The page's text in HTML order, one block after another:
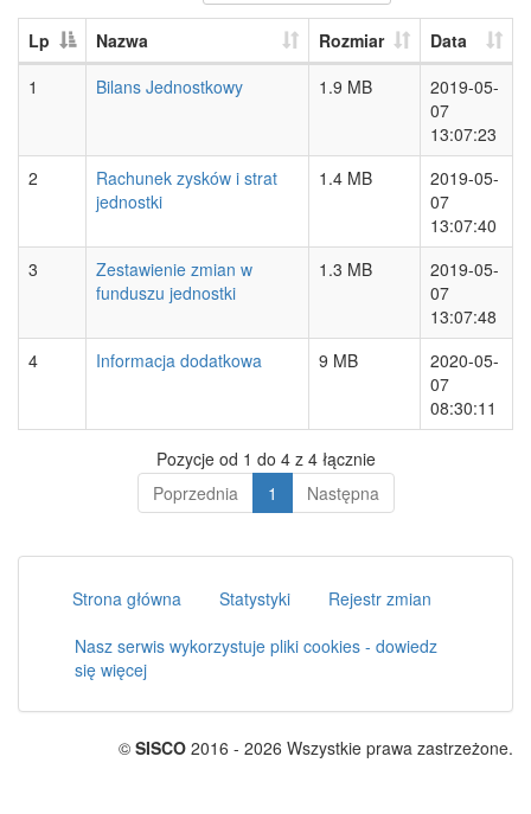
Lp Nazwa Rozmiar
Data
1
Bilans Jednostkowy 1.9 MB
2019-05-
07
13:07:23
2
Rachunek zysków i strat
jednostki
1.4 MB
2019-05-
07
13:07:40
3
Zestawienie zmian w
funduszu jednostki
1.3 MB
2019-05-
07
13:07:48
4
Informacja dodatkowa 9 MB
2020-05-
07
08:30:11
Pozycje od 1 do 4 z 4 łącznie
Poprzednia
1 Następna
Strona główna Statystyki
Rejestr zmian
Nasz serwis wykorzystuje pliki cookies - dowiedz
się więcej
© SISCO 2016 - 2026 Wszystkie prawa zastrzeżone.